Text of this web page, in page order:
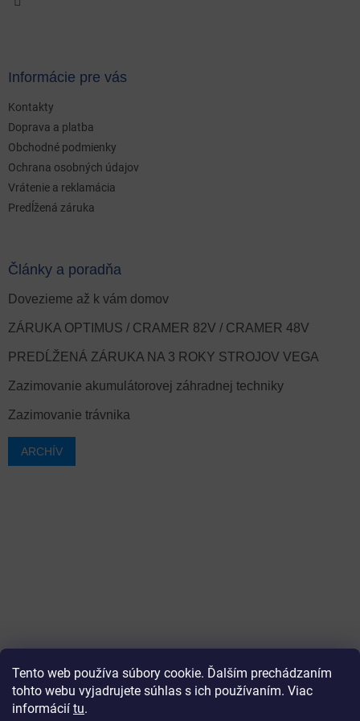
Tento web používa súbory cookie. Ďalším prechádzaním
tohto webu vyjadrujete súhlas s ich používaním. Viac
informácií tu.
Informácie pre vás
Kontakty
Doprava a platba
Obchodné podmienky
Ochrana osobných údajov
Vrátenie a reklamácia
Predĺžená záruka
Články a poradňa
Dovezieme až k vám domov
ZÁRUKA OPTIMUS / CRAMER 82V / CRAMER 48V
PREDĹŽENÁ ZÁRUKA NA 3 ROKY STROJOV VEGA
Zazimovanie akumulátorovej záhradnej techniky
Zazimovanie trávnika
ARCHÍV